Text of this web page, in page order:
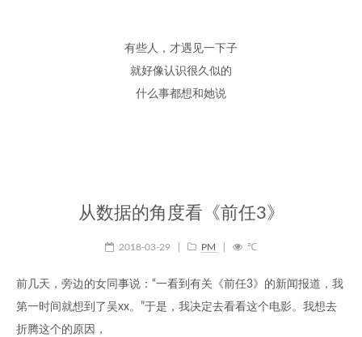
有些人，才遇见一下子
就好像认识很久似的
什么事都想和她说
从数据的角度看《前任3》
2018-03-29 PM ℃
前几天，旁边的女同事说：“一看到有关《前任3》的新闻报道，我
第一时间就想到了吴xx。”于是，我决定去看看这个电影。我想去
折腾这个的原因，